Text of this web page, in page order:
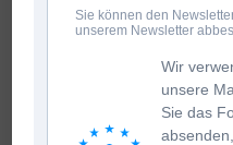
Sie können den
unserem Newsletter
Wir
unsere
Sie das